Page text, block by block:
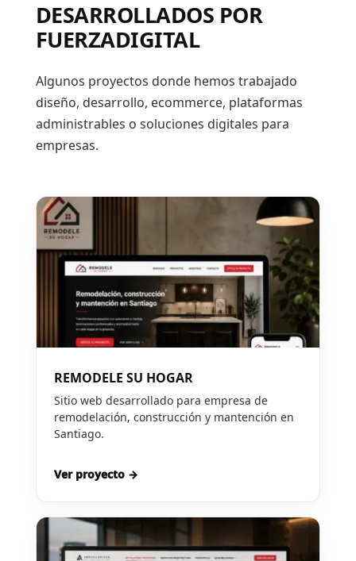
DESARROLLADOS POR
FUERZADIGITAL
Algunos proyectos donde hemos trabajado
diseño, desarrollo, ecommerce, plataformas
administrables o soluciones digitales para
empresas.
REMODELE SU HOGAR
Sitio web desarrollado para empresa de
remodelación, construcción y mantención en
Santiago.
Ver proyecto →